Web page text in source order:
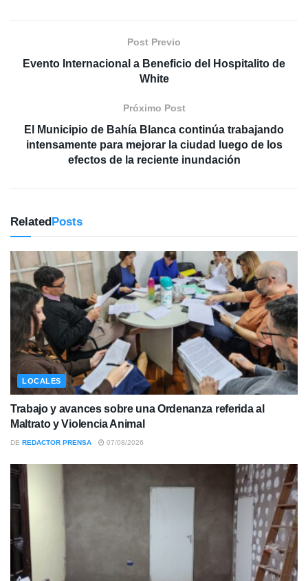
Post Previo
Evento Internacional a Beneficio del Hospitalito de
White
Próximo Post
El Municipio de Bahía Blanca continúa trabajando
intensamente para mejorar la ciudad luego de los
efectos de la reciente inundación
RelatedPosts
LOCALES
Trabajo y avances sobre una Ordenanza referida al
Maltrato y Violencia Animal
DE REDACTOR PRENSA 07/08/2026